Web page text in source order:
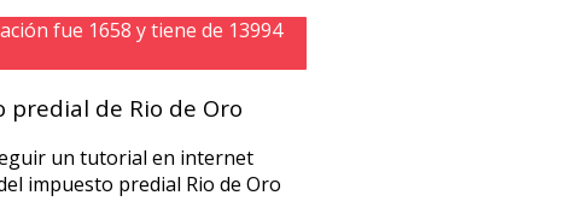
fue 1658 y tiene de 13994
de Rio de Oro
un tutorial en internet
impuesto predial Rio de Oro